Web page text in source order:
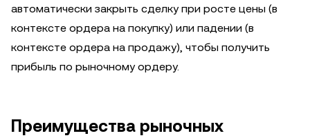
автоматически закрыть сделку при росте цены (в
контексте ордера на покупку) или падении (в
контексте ордера на продажу), чтобы получить
прибыль по рыночному ордеру.
Преимущества рыночных